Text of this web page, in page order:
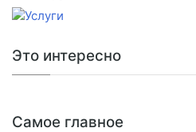
Это интересно
Самое главное